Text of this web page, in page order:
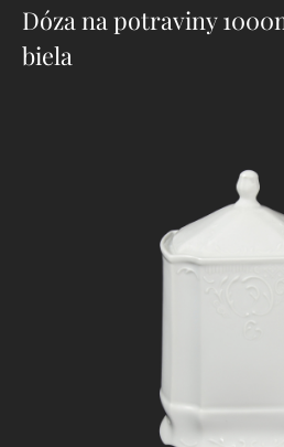
Dóza na potraviny
biela